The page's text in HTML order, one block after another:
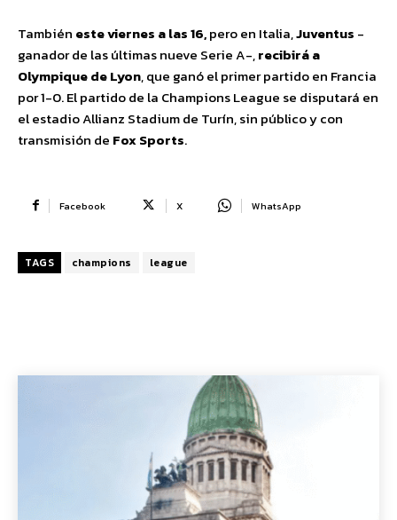
También este viernes a las 16,pero en Italia,Juventus -
ganador de las últimas nueve Serie A-,recibirá a
Olympique de Lyon, que ganó el primer partido en Francia
por 1-0. El partido de la Champions League se disputará en
el estadio Allianz Stadium de Turín, sin público y con
transmisión de Fox Sports.
Facebook X WhatsApp
TAGS champions league